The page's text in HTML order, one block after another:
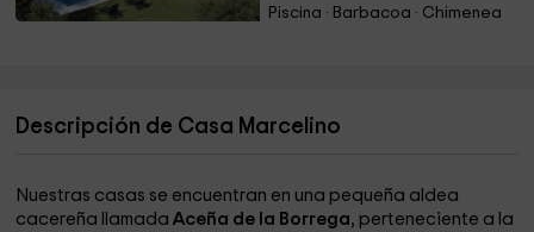
Piscina · Barbacoa · Chimenea
Descripción de Casa Marcelino
Nuestras casas se encuentran en una pequeña aldea
cacereña llamadaAceña de la Borrega, perteneciente a la